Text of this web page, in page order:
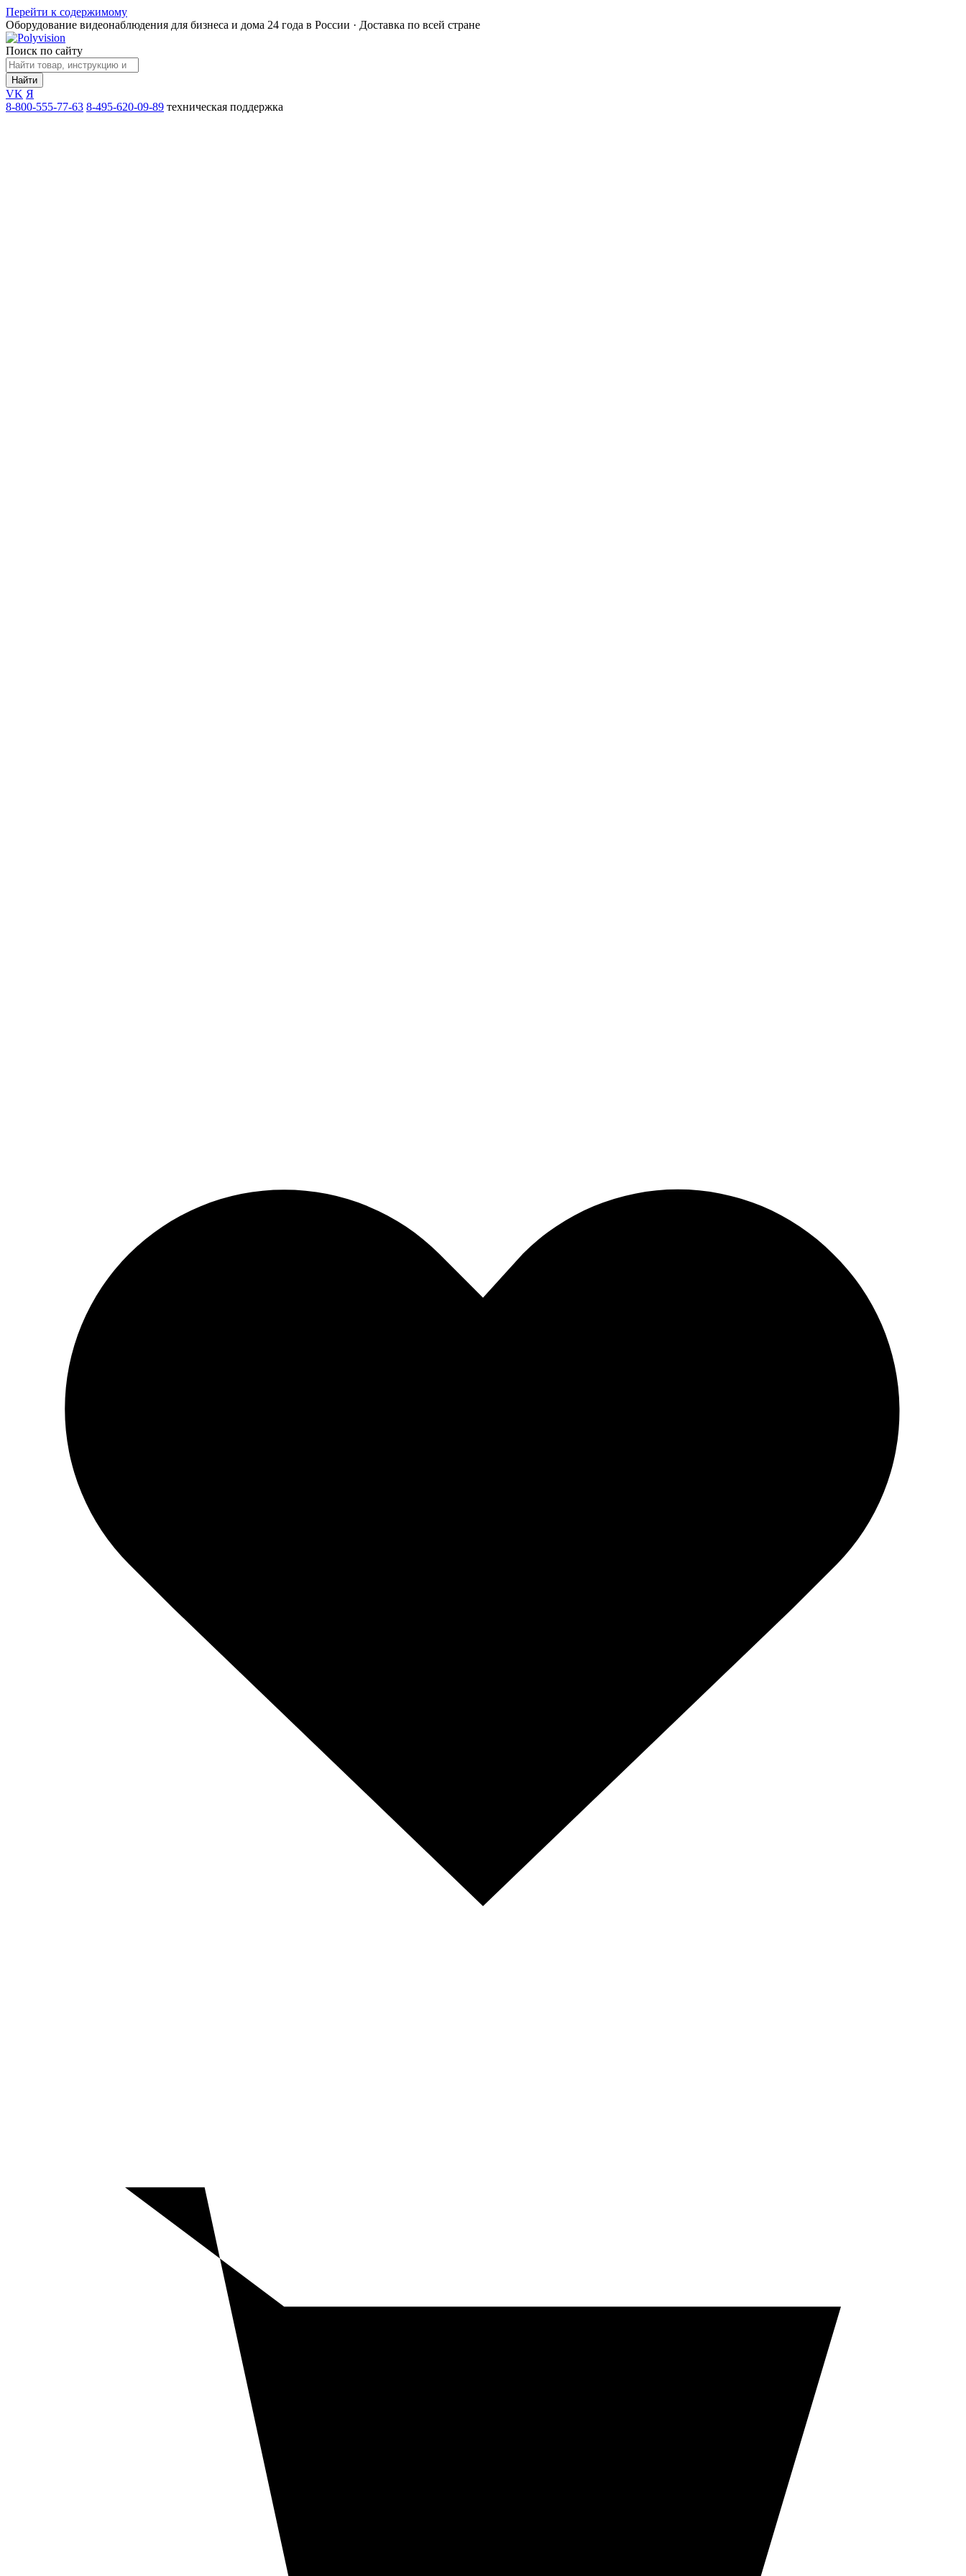
Перейти к содержимому
Оборудование видеонаблюдения для бизнеса и дома 24 года в России · Доставка по всей стране
Поиск по сайту
Найти
VK Я
8-800-555-77-63 8-495-620-09-89 техническая поддержка